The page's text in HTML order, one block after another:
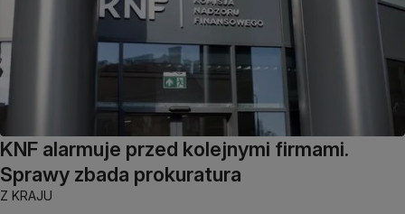
KNF alarmuje przed kolejnymi firmami.
Sprawy zbada prokuratura
Z KRAJU